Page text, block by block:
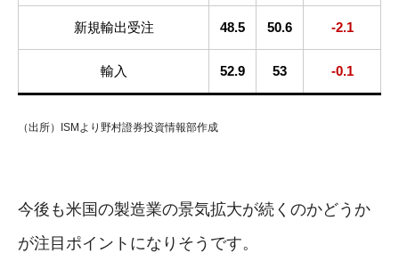
新規輸出受注 48.5 50.6 -2.1
輸入 52.9 53 -0.1
（出所）ISMより野村證券投資情報部作成
今後も米国の製造業の景気拡大が続くのかどうか
が注目ポイントになりそうです。